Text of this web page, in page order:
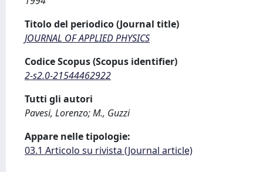
Titolo del periodico (Journal title)
JOURNAL OF APPLIED PHYSICS
Codice Scopus (Scopus identifier)
2-s2.0-21544462922
Tutti gli autori
Pavesi, Lorenzo; M., Guzzi
Appare nelle tipologie:
03.1 Articolo su rivista (Journal article)